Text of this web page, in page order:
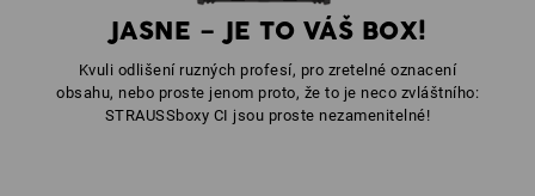
JASNE – JE TO VÁŠ BOX!
Kvuli odlišení ruzných profesí, pro zretelné oznacení
obsahu, nebo proste jenom proto, že to je neco zvláštního:
STRAUSSboxy CI jsou proste nezamenitelné!